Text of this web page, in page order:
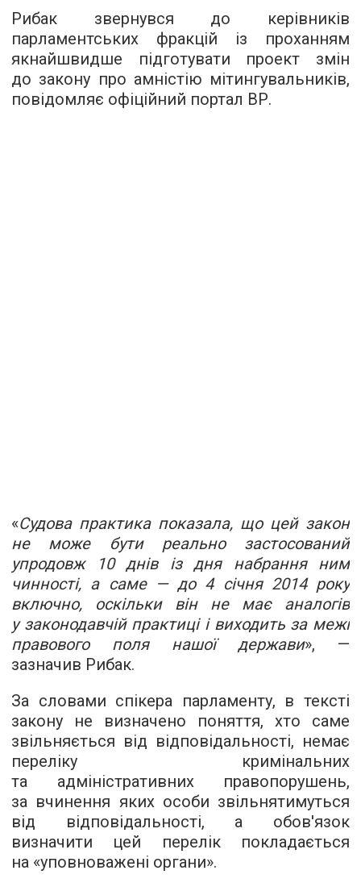
Рибак звернувся до керівників
парламентських фракцій із проханням
якнайшвидше підготувати проект змін
до закону про амністію мітингувальників,
повідомляє офіційний портал ВР.
«Судова практика показала, що цей закон
не може бути реально застосований
упродовж 10 днів із дня набрання ним
чинності, а саме — до 4 січня 2014 року
включно, оскільки він не має аналогів
у законодавчій практиці і виходить за межі
правового поля нашої держави», —
зазначив Рибак.
За словами спікера парламенту, в тексті
закону не визначено поняття, хто саме
звільняється від відповідальності, немає
переліку кримінальних
та адміністративних правопорушень,
за вчинення яких особи звільнятимуться
від відповідальності, а обов'язок
визначити цей перелік покладається
на «уповноважені органи».